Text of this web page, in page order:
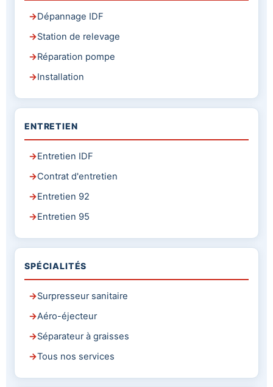
Dépannage IDF
Station de relevage
Réparation pompe
Installation
ENTRETIEN
Entretien IDF
Contrat d'entretien
Entretien 92
Entretien 95
SPÉCIALITÉS
Surpresseur sanitaire
Aéro-éjecteur
Séparateur à graisses
Tous nos services